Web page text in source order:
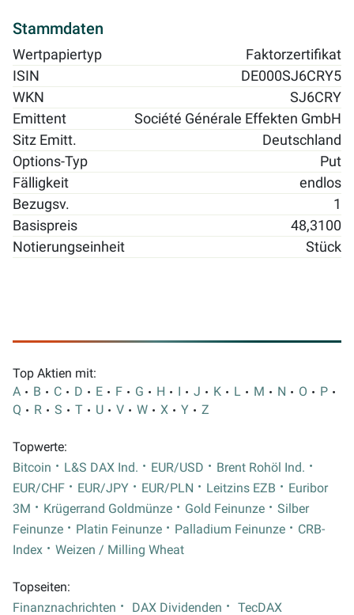
Stammdaten
Wertpapiertyp
Faktorzertifikat
ISIN
DE000SJ6CRY5
WKN
SJ6CRY
Emittent
Société Générale Effekten GmbH
Sitz Emitt.
Deutschland
Options-Typ
Put
Fälligkeit
endlos
Bezugsv.
1
Basispreis
48,3100
Notierungseinheit
Stück
Top Aktien mit:
A
B C D E F G H I J K L M N O
P
Q
R S T U V W X Y Z
Topwerte:
Bitcoin
L&S DAX Ind. EUR/USD
Brent Rohöl Ind.
EUR/CHF
EUR/JPY EUR/PLN Leitzins EZB
Euribor
3M
Krügerrand Goldmünze Gold Feinunze
Silber
Feinunze
Platin Feinunze Palladium Feinunze
CRB-
Index
Weizen / Milling Wheat
Topseiten:
Finanznachrichten
DAX Dividenden TecDAX